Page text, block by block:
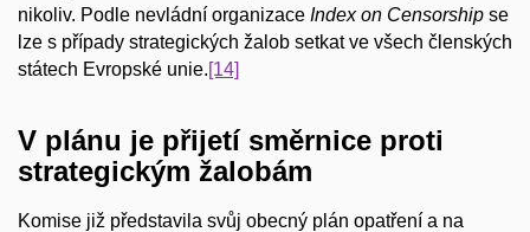
nikoliv. Podle nevládní organizace Index on Censorship se
lze s případy strategických žalob setkat ve všech členských
státech Evropské unie.[14]
V plánu je přijetí směrnice proti
strategickým žalobám
Komise již představila svůj obecný plán opatření a na